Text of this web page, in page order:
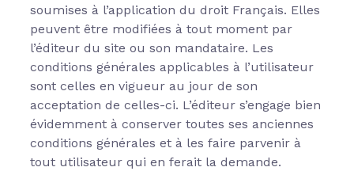
soumises à l’application du droit Français. Elles
peuvent être modifiées à tout moment par
l’éditeur du site ou son mandataire. Les
conditions générales applicables à l’utilisateur
sont celles en vigueur au jour de son
acceptation de celles-ci. L’éditeur s’engage bien
évidemment à conserver toutes ses anciennes
conditions générales et à les faire parvenir à
tout utilisateur qui en ferait la demande.